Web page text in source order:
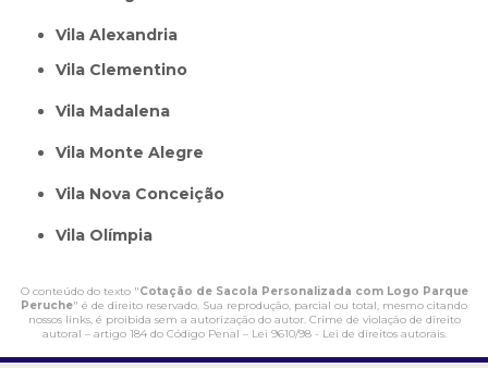
Vila Alexandria
Vila Clementino
Vila Madalena
Vila Monte Alegre
Vila Nova Conceição
Vila Olímpia
O conteúdo do texto "Cotação de Sacola Personalizada com Logo Parque
Peruche" é de direito reservado. Sua reprodução, parcial ou total, mesmo citando
nossos links, é proibida sem a autorização do autor. Crime de violação de direito
autoral – artigo 184 do Código Penal – Lei 9610/98 - Lei de direitos autorais.